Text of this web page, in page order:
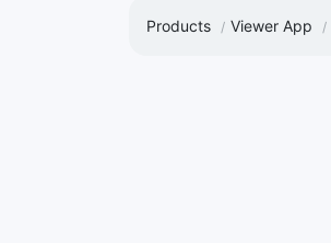
Products Viewer App